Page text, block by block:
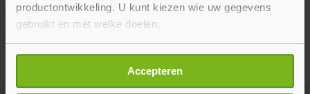
productontwikkeling. U kunt kiezen wie uw gegevens
gebruikt en met welke doelen.
Als u het toestaat, willen we ook graag:
Informatie verzamelen over uw geografische
Accepteren